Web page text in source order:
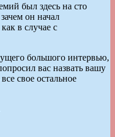
был здесь на сто
он начал
в случае с
большого интервью,
вас назвать вашу
свое остальное